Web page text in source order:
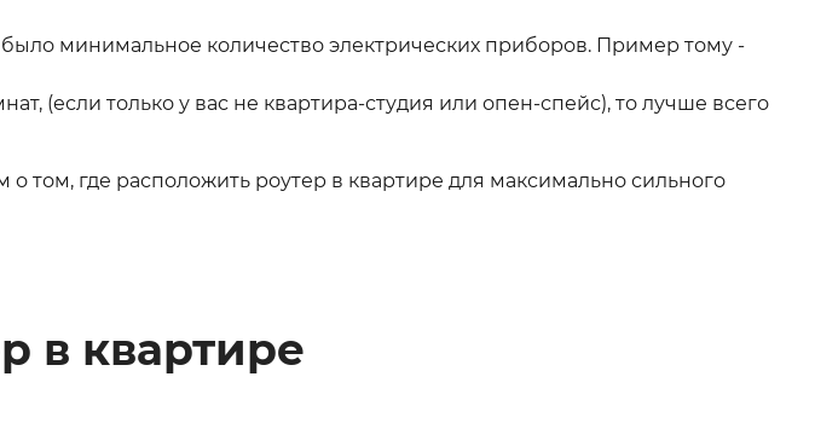
минимальное количество электрических приборов. Пример тому -
(если только у вас не квартира-студия или опен-спейс), то лучше всего
том, где расположить роутер в квартире для максимально сильного
в квартире